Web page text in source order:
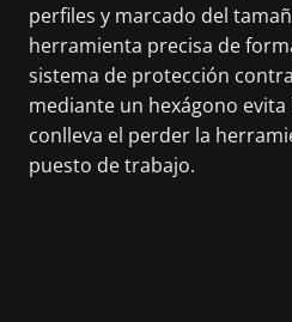
perfiles y marcado del
herramienta precisa de
sistema de protección
mediante un hexágono
conlleva el perder la
puesto de trabajo.